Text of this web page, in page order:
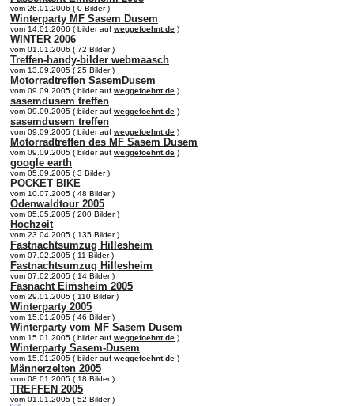
vom 26.01.2006 ( 0 Bilder )
Winterparty MF Sasem Dusem
vom 14.01.2006 ( bilder auf weggefoehnt.de )
WINTER 2006
vom 01.01.2006 ( 72 Bilder )
Treffen-handy-bilder webmaasch
vom 13.09.2005 ( 25 Bilder )
Motorradtreffen SasemDusem
vom 09.09.2005 ( bilder auf weggefoehnt.de )
sasemdusem treffen
vom 09.09.2005 ( bilder auf weggefoehnt.de )
sasemdusem treffen
vom 09.09.2005 ( bilder auf weggefoehnt.de )
Motorradtreffen des MF Sasem Dusem
vom 09.09.2005 ( bilder auf weggefoehnt.de )
google earth
vom 05.09.2005 ( 3 Bilder )
POCKET BIKE
vom 10.07.2005 ( 48 Bilder )
Odenwaldtour 2005
vom 05.05.2005 ( 200 Bilder )
Hochzeit
vom 23.04.2005 ( 135 Bilder )
Fastnachtsumzug Hillesheim
vom 07.02.2005 ( 11 Bilder )
Fastnachtsumzug Hillesheim
vom 07.02.2005 ( 14 Bilder )
Fasnacht Eimsheim 2005
vom 29.01.2005 ( 110 Bilder )
Winterparty 2005
vom 15.01.2005 ( 46 Bilder )
Winterparty vom MF Sasem Dusem
vom 15.01.2005 ( bilder auf weggefoehnt.de )
Winterparty Sasem-Dusem
vom 15.01.2005 ( bilder auf weggefoehnt.de )
Männerzelten 2005
vom 08.01.2005 ( 18 Bilder )
TREFFEN 2005
vom 01.01.2005 ( 52 Bilder )